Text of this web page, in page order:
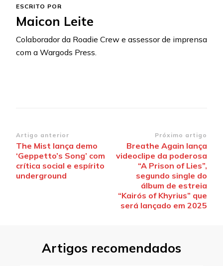
ESCRITO POR
Maicon Leite
Colaborador da Roadie Crew e assessor de imprensa
com a Wargods Press.
Navegação
de
post
Artigo anterior
The Mist lança demo
‘Geppetto’s Song’ com
crítica social e espírito
underground
Próximo artigo
Breathe Again lança
videoclipe da poderosa
“A Prison of Lies”,
segundo single do
álbum de estreia
“Kairós of Khyrius” que
será lançado em 2025
Artigos recomendados